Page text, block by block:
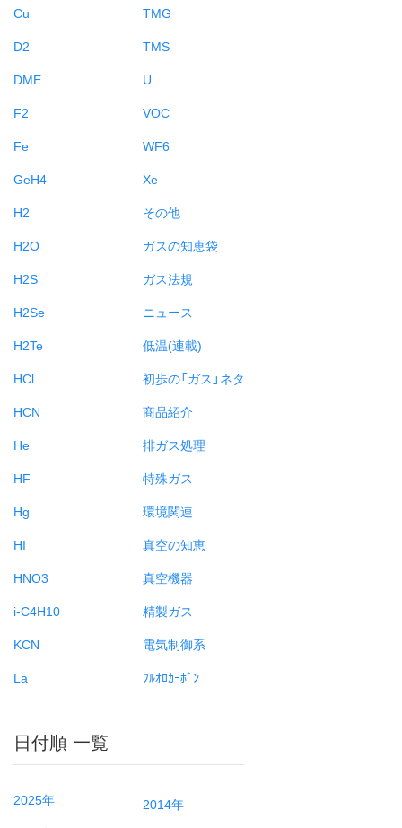
Cu
D2
DME
F2
Fe
GeH4
H2
H2O
H2S
H2Se
H2Te
HCl
HCN
He
HF
Hg
HI
HNO3
i-C4H10
KCN
La
TMG
TMS
U
VOC
WF6
Xe
その他
ガスの知恵袋
ガス法規
ニュース
低温(連載)
初歩の「ガス」ネタ
商品紹介
排ガス処理
特殊ガス
環境関連
真空の知恵
真空機器
精製ガス
電気制御系
ﾌﾙｵﾛｶｰﾎﾞﾝ
日付順 一覧
2025年
2014年